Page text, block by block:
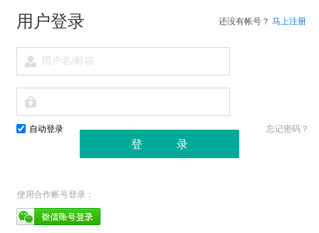
还没有帐号？ 马上注册
用户登录
自动登录 忘记密码？
使用合作帐号登录：